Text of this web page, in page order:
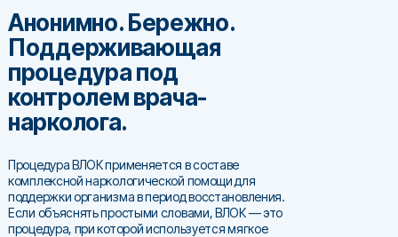
Процедура ВЛОК применяется в составе
комплексной наркологической помощи для
поддержки организма в период восстановления.
Если объяснять простыми словами, ВЛОК — это
процедура, при которой используется мягкое
Анонимно. Бережно.
Поддерживающая
процедура под
контролем врача-
нарколога.